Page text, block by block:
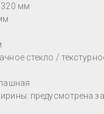
мм
стекло /
предусмотрена